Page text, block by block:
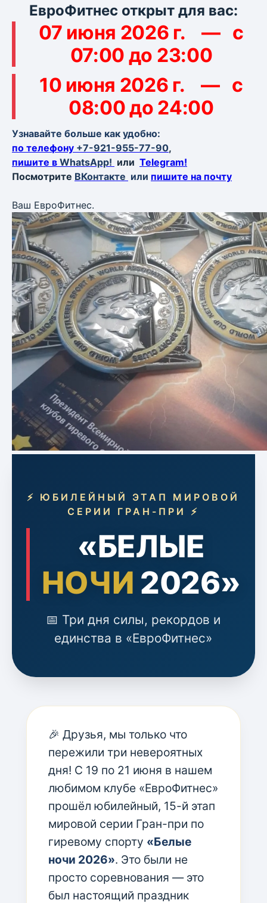
ЕвроФитнес открыт для вас:
07 июня 2026 г. — с
07:00 до 23:00
10 июня 2026 г. — с
08:00 до 24:00
Узнавайте больше как удобно:
по телефону +7-921-955-77-90,
пишите в WhatsApp! или Telegram!
Посмотрите ВКонтакте или пишите на почту
Ваш ЕвроФитнес.
⚡ ЮБИЛЕЙНЫЙ ЭТАП МИРОВОЙ
СЕРИИ ГРАН-ПРИ ⚡
«БЕЛЫЕ
НОЧИ 2026»
📅 Три дня силы, рекордов и
единства в «ЕвроФитнес»
🎉 Друзья, мы только что
пережили три невероятных
дня! С 19 по 21 июня в нашем
любимом клубе «ЕвроФитнес»
прошёл юбилейный, 15-й этап
мировой серии Гран-при по
гиревому спорту «Белые
ночи 2026». Это были не
просто соревнования — это
был настоящий праздник